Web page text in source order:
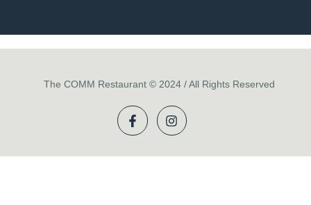
The COMM Restaurant © 2024 / All Rights Reserved